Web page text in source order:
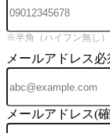
※半角（ハイフン無し）
メールアドレス必
メールアドレス(